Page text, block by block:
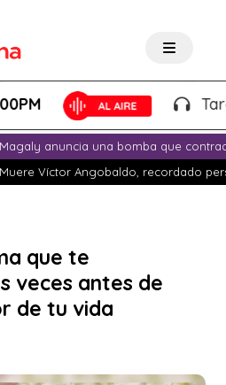
Tardeo
Magaly anuncia una bomba que
Muere Víctor Angobaldo, recordado
que te
veces antes de
de tu vida